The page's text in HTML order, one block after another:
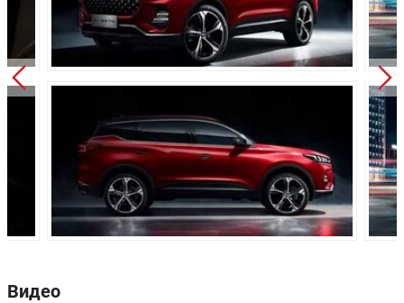
Задняя подвеска:
Независимая,
многорычажная
Передние тормоза:
Дисковые
Задние тормоза:
Производство: Китай
Гарантия:
5 лет или 150 000 км
пробега
Видео